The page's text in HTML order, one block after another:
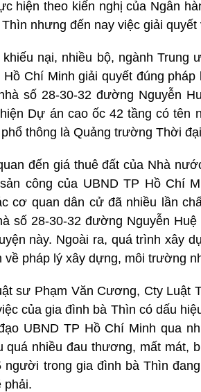
hiện theo kiến nghị của Ngân
nhưng đến nay việc giải quyết
nại, nhiều bộ, ngành Trung
Chí Minh giải quyết đúng
số 28-30-32 đường Nguyễn
Dự án cao ốc 42 tầng có tên
thông là Quảng trường Thời
đến giá thuê đất của Nhà
công của UBND TP Hồ Chí
cơ quan dân cử đã nhiều lần
số 28-30-32 đường Nguyễn
này. Ngoài ra, quá trình xây
về pháp lý xây dựng, môi trường
sư Phạm Văn Cương, Cty Luật
của gia đình bà Thìn có dấu
UBND TP Hồ Chí Minh qua
quá nhiều đau thương, mất mát,
người trong gia đình bà Thìn
phải.